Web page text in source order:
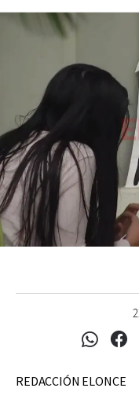
REDACCIÓN ELONCE